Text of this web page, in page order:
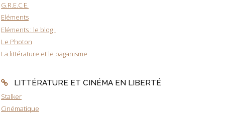
G.R.E.C.E.
Eléments
Eléments : le blog !
Le Photon
La littérature et le paganisme
LITTÉRATURE ET CINÉMA EN LIBERTÉ
Stalker
Cinématique